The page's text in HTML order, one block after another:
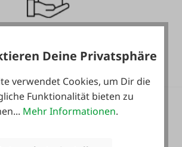
ganzes Jahr! *
Deine Privatsphäre
verwendet Cookies, um Dir die
Funktionalität bieten zu
Mehr Informationen.